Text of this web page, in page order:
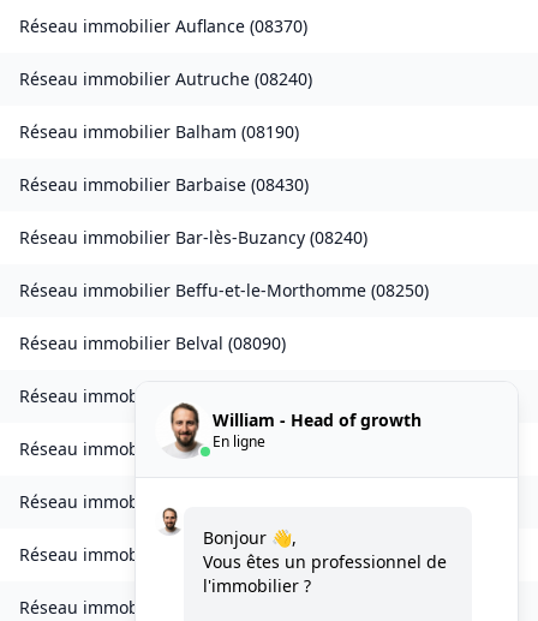
Réseau immobilier Auflance (08370)
Réseau immobilier Autruche (08240)
Réseau immobilier Balham (08190)
Réseau immobilier Barbaise (08430)
Réseau immobilier Bar-lès-Buzancy (08240)
Réseau immobilier Beffu-et-le-Morthomme (08250)
Réseau immobilier Belval (08090)
Réseau immobilier
Réseau immobilierBourcq (08400
Réseau immobilier
Réseau immobilier Brévilly( 08140)
Réseau immobilier
William - Head of growth
En ligne
Bonjour 👋,
Vous êtes un professionnel de
l'immobilier ?